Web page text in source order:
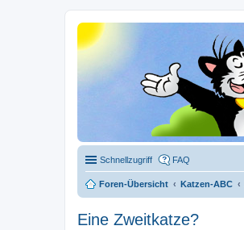
Schnellzugriff FAQ
Foren-Übersicht Katzen-ABC
Eine Zweitkatze?